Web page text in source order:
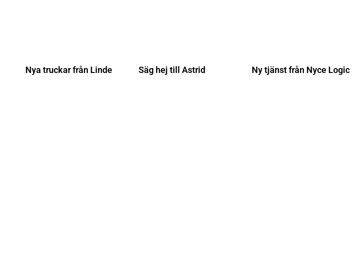
Nya truckar från Linde Säg hej till Astrid Ny tjänst från Nyce Logic